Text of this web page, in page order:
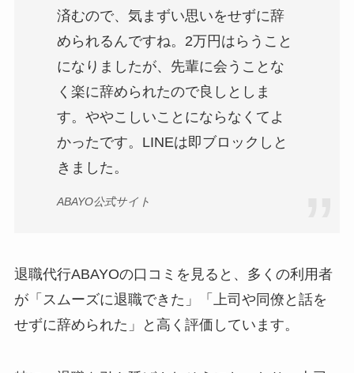
済むので、気まずい思いをせずに辞
められるんですね。2万円はらうこと
になりましたが、先輩に会うことな
く楽に辞められたので良しとしま
す。ややこしいことにならなくてよ
かったです。LINEは即ブロックしと
きました。
ABAYO公式サイト
退職代行ABAYOの口コミを見ると、多くの利用者
が「スムーズに退職できた」「上司や同僚と話を
せずに辞められた」と高く評価しています。